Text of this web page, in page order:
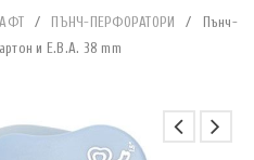
/ ПЪНЧ-ПЕРФОРАТОРИ /
Пънч-
и Е.В.А. 38 mm